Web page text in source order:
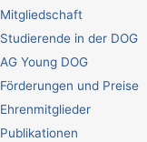
Mitgliedschaft
Studierende in der DOG
AG Young DOG
Förderungen und Preise
Ehrenmitglieder
Publikationen